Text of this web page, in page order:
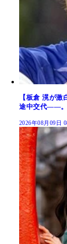
【板倉 滉が
途中交代――。
2026年08月09日